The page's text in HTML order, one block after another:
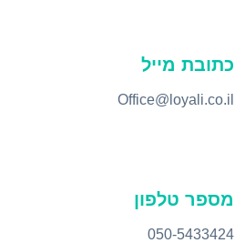
כתובת מייל
Office@loyali.co.il
מספר טלפון
050-5433424